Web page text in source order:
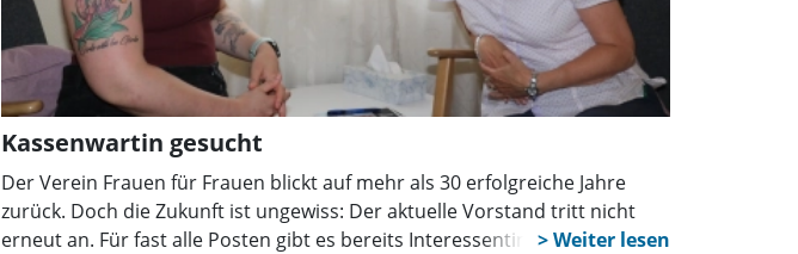
Kassenwartin gesucht
Der Verein Frauen für Frauen blickt auf mehr als 30 erfolgreiche Jahre
zurück. Doch die Zukunft ist ungewiss: Der aktuelle Vorstand tritt nicht
erneut an. Für fast alle Posten gibt es bereits Interessentinnen. Jetzt wird